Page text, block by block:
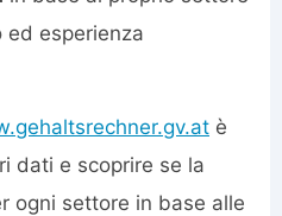
esperienza
è
dati e scoprire se la
ogni settore in base alle